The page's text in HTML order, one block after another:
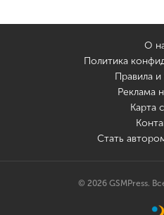
О
Политика
Правила и
Реклама
Карта
Стать
© 2026 GSMPress.